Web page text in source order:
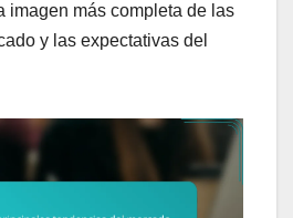
imagen más completa de las
y las expectativas del